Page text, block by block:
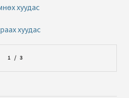
хуудас
хуудас
1 / 3